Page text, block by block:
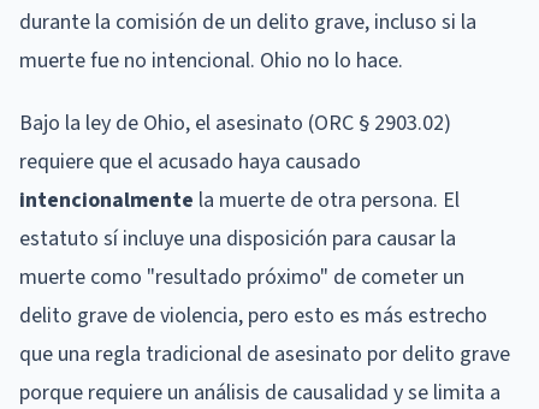
durante la comisión de un delito grave, incluso si la
muerte fue no intencional. Ohio no lo hace.
Bajo la ley de Ohio, el asesinato (ORC § 2903.02)
requiere que el acusado haya causado
intencionalmente la muerte de otra persona. El
estatuto sí incluye una disposición para causar la
muerte como "resultado próximo" de cometer un
delito grave de violencia, pero esto es más estrecho
que una regla tradicional de asesinato por delito grave
porque requiere un análisis de causalidad y se limita a